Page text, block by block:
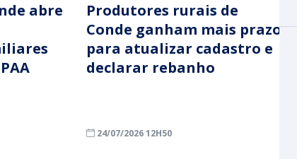
abre
Produtores rurais de
Conde ganham mais prazo
para atualizar cadastro e
declarar rebanho
24/07/2026 12H50